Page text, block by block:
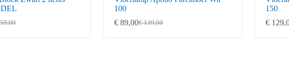
100
€139,00
Oorspronkelijke
€ 89,00
Huidige
150
€